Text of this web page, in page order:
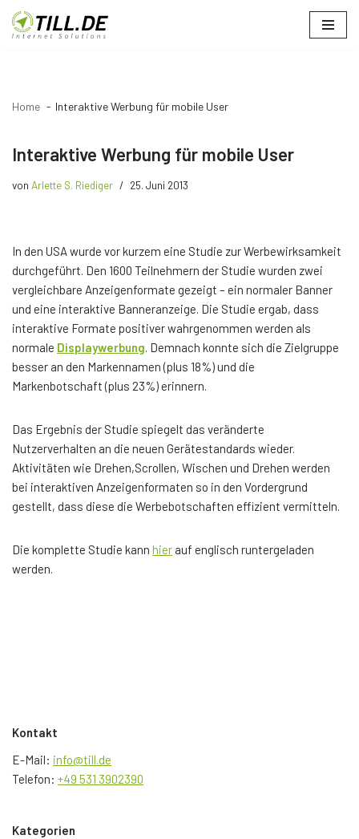
Zum
Home Interaktive Werbung für mobile User
Interaktive Werbung für mobile User
von Arlette S. Riediger 25. Juni 2013
In den USA wurde vor kurzem eine Studie zur Werbewirksamkeit
durchgeführt. Den 1600 Teilnehmern der Studie wurden zwei
vergleichbare Anzeigenformate gezeigt – ein normaler Banner
und eine interaktive Banneranzeige. Die Studie ergab, dass
interaktive Formate positiver wahrgenommen werden als
normale Displaywerbung. Demnach konnte sich die Zielgruppe
besser an den Markennamen (plus 18%) und die
Markenbotschaft (plus 23%) erinnern.
Das Ergebnis der Studie spiegelt das veränderte
Nutzerverhalten an die neuen Gerätestandards wieder.
Aktivitäten wie Drehen,Scrollen, Wischen und Drehen werden
bei interaktiven Anzeigenformaten so in den Vordergrund
gestellt, dass diese die Werbebotschaften effizient vermitteln.
Die komplette Studie kann hier auf englisch runtergeladen
werden.
Kontakt
E-Mail: info@till.de
Telefon: +49 531 3902390
Kategorien